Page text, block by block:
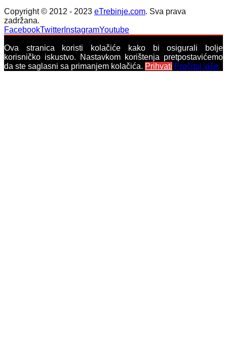
Copyright © 2012 - 2023 eTrebinje.com. Sva prava
zadržana.
FacebookTwitter InstagramYoutube
Ova stranica koristi kolačiće kako bi osigurali bolje
korisničko iskustvo. Nastavkom korištenja pretpostavićemo
da ste saglasni sa primanjem kolačića. Prihvati Pročitaj više